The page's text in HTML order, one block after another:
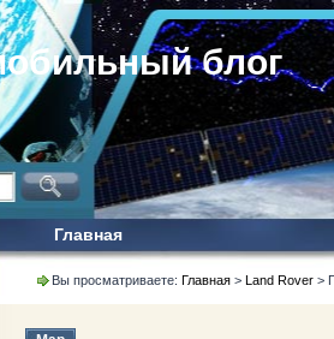
блог
Главная
Вы просматриваете: Главная > Land Rover >